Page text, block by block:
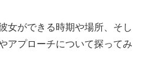
女ができる時期や場所、そし
アプローチについて探ってみ